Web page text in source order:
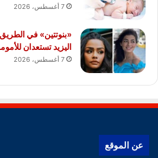
7 أغسطس، 2026
«بنوتتين» في
اليزيد تستعدان
7 أغسطس، 2026
عن الموقع